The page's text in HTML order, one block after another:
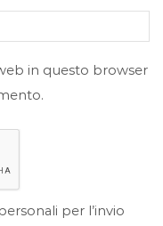
in questo browser
per l’invio